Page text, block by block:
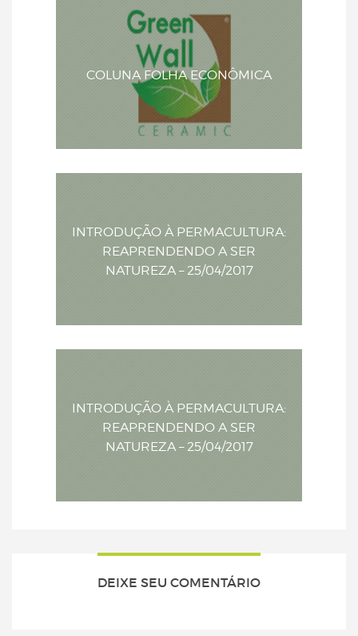
COLUNA FOLHA ECONÔMICA
INTRODUÇÃO À PERMACULTURA:
REAPRENDENDO A SER
NATUREZA – 25/04/2017
INTRODUÇÃO À PERMACULTURA:
REAPRENDENDO A SER
NATUREZA – 25/04/2017
DEIXE SEU COMENTÁRIO